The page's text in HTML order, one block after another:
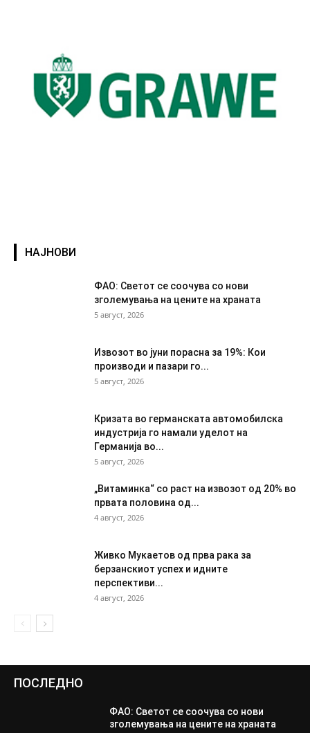
НАЈНОВИ
ФАО: Светот се соочува со нови
зголемувања на цените на храната
5 август, 2026
Извозот во јуни порасна за 19%: Кои
производи и пазари го...
5 август, 2026
Кризата во германската автомобилска
индустрија го намали уделот на
Германија во...
5 август, 2026
„Витаминка“ со раст на извозот од 20% во
првата половина од...
4 август, 2026
Живко Мукаетов од прва рака за
берзанскиот успех и идните
перспективи...
4 август, 2026
ПОСЛЕДНО
ФАО: Светот се соочува со нови
зголемувања на цените на храната